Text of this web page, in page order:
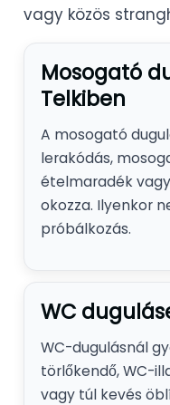
vagy közös
Mosogató
Telkiben
A mosogató
lerakódás,
ételmaradék
okozza. Ilyenkor
próbálkozás.
WC
WC-dugulásnál
törlőkendő, WC-
vagy túl kevés